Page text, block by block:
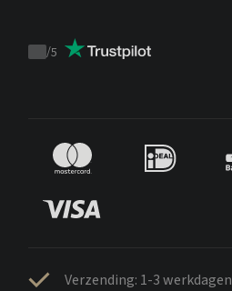
Trustpilot
/5
Verzending: 1-3 werkdagen